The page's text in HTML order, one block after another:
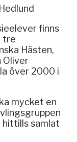
finns
tre
Hästen,
Oliver
över 2000 i
mycket en
hittills samlat